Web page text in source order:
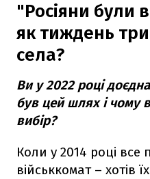
"Росіяни були
як тиждень
села?
Ви у 2022 році
був цей шлях і чому
вибір?
Коли у 2014 році все
військкомат – хотів